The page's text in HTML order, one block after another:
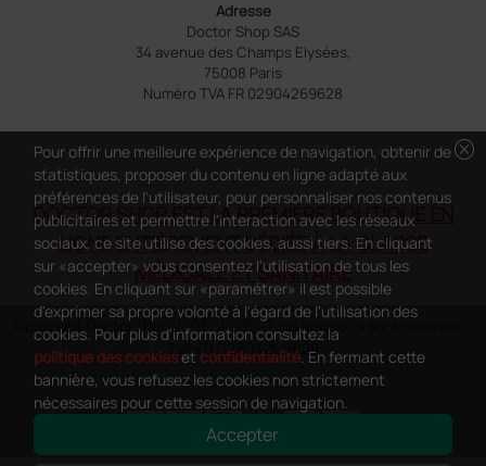
Adresse
Doctor Shop SAS
34 avenue des Champs Elysées,
75008 Paris
Numéro TVA FR 02904269628
DOCTOR SHOP EST LA PREMIÈRE BOUTIQUE EN
LIGNE ENTIÈREMENT DÉDIÉE À LA CLASSE
MÉDICALE ET SANITAIRE
Copyright DoctorShop 2005-2026 - Tous les droits sont réservés -
TVA FR 02904269628
cancel
Pour offrir une meilleure expérience de navigation, obtenir de
statistiques, proposer du contenu en ligne adapté aux
préférences de l'utilisateur, pour personnaliser nos contenus
publicitaires et permettre l'interaction avec les réseaux
sociaux, ce site utilise des cookies, aussi tiers. En cliquant
sur «accepter» vous consentez l'utilisation de tous les
cookies. En cliquant sur «paramétrer» il est possible
d'exprimer sa propre volonté à l'égard de l'utilisation des
cookies. Pour plus d'information consultez la
politique des cookieset confidentialité. En fermant cette
bannière, vous refusez les cookies non strictement
nécessaires pour cette session de navigation.
Accepter